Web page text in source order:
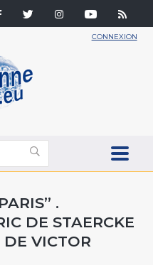
CONNEXION
.
DE STAERCKE
DE VICTOR